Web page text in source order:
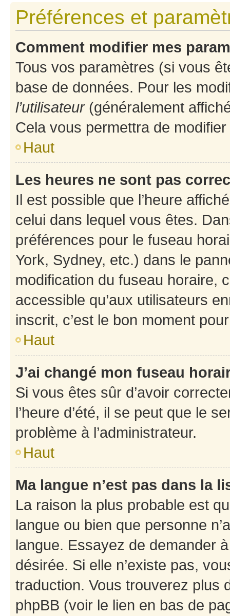
Préférences et
Comment modifier mes
Tous vos paramètres (si vous
base de données. Pour les
l’utilisateur(généralement
Cela vous permettra de
Haut
Les heures ne sont pas
Il est possible que l’heure
celui dans lequel vous êtes.
préférences pour le fuseau
York, Sydney, etc.) dans le
modification du fuseau horaire,
accessible qu’aux utilisateurs
inscrit, c’est le bon moment
Haut
J’ai changé mon fuseau
Si vous êtes sûr d’avoir
l’heure d’été, il se peut que le
problème à l’administrateur.
Haut
Ma langue n’est pas dans la
La raison la plus probable est
langue ou bien que personne
langue. Essayez de demander
désirée. Si elle n’existe pas,
traduction. Vous trouverez plus
phpBB (voir le lien en bas de